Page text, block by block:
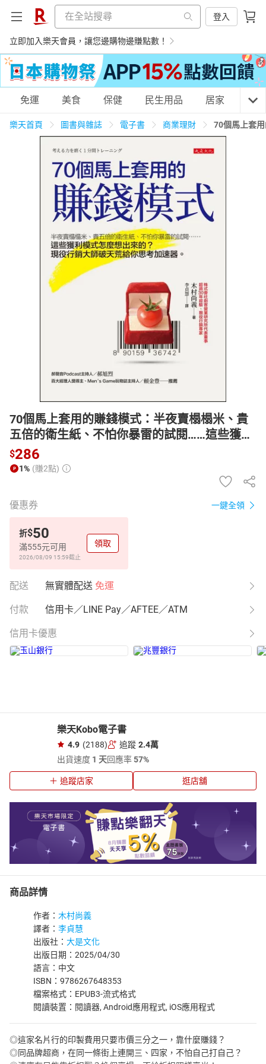
登入
立即加入樂天會員，讓您邊購物邊賺點數！
購物網分類
美食蛋糕 養生保健
3C家電 運動休閒 親子玩具
男裝 化妝保養
免運 美食 保健 民生用品 居家 3C
樂天首頁 圖書與雜誌 電子書 商業理財 70個馬上套
70個馬上套用的賺錢模式：半夜賣榻榻米、貴
五倍的衛生紙、不怕你暴雷的試閱……這些獲利
模式怎麼想出來的？現役行銷大師破天荒給你
思考加速器。【電子書】
$286
1% (賺2點)
優惠券 一鍵全領
折$50
滿555元可用
2026/08/09 15:59截止
領取
配送 無實體配送 免運
付款 信用卡／LINE Pay／AFTEE／ATM
信用卡優惠
樂天Kobo電子書
4.9 (2188) 追蹤 2.4萬
出貨速度 1 天回應率57%
追蹤店家 逛店舖
商品詳情
作者： 木村尚義
譯者： 李貞慧
出版社： 大是文化
出版日期：2025/04/30
語言：中文
ISBN：9786267648353
檔案格式：EPUB3-流式格式
閱讀裝置：閱讀器, Android應用程式, iOS應用程式
◎這家名片行的印製費用只要市價三分之一，靠什麼賺錢？
◎同品牌超商，在同一條街上連開三、四家，不怕自己打自己？